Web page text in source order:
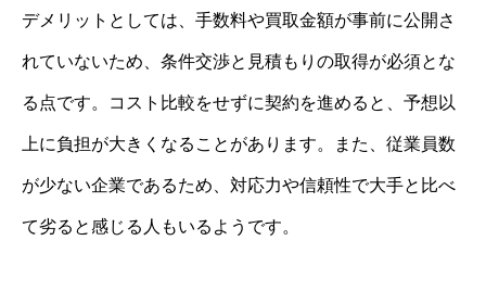
デメリットとしては、手数料や買取金額が事前に公開さ
れていないため、条件交渉と見積もりの取得が必須とな
る点です。コスト比較をせずに契約を進めると、予想以
上に負担が大きくなることがあります。また、従業員数
が少ない企業であるため、対応力や信頼性で大手と比べ
て劣ると感じる人もいるようです。